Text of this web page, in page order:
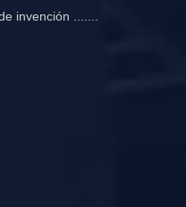
invención .......